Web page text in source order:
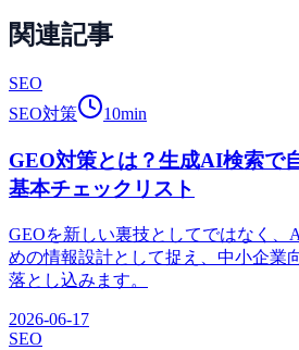
関連記事
SEO
SEO対策
10min
GEO対策とは？生成AI検索で
基本チェックリスト
GEOを新しい裏技としてではなく、
めの情報設計として捉え、中小企業
落とし込みます。
2026-06-17
SEO